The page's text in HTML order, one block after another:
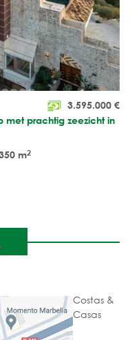
3.595.000 €
met prachtig zeezicht in
m2
Costas &
Casas